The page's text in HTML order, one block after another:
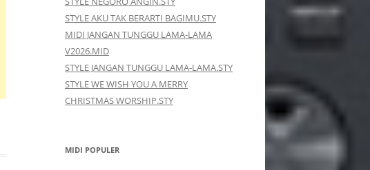
STYLE AKU TAK BERARTI BAGIMU.STY
MIDI JANGAN TUNGGU LAMA-LAMA
V2026.MID
STYLE JANGAN TUNGGU LAMA-LAMA.STY
STYLE WE WISH YOU A MERRY
CHRISTMAS WORSHIP.STY
MIDI POPULER